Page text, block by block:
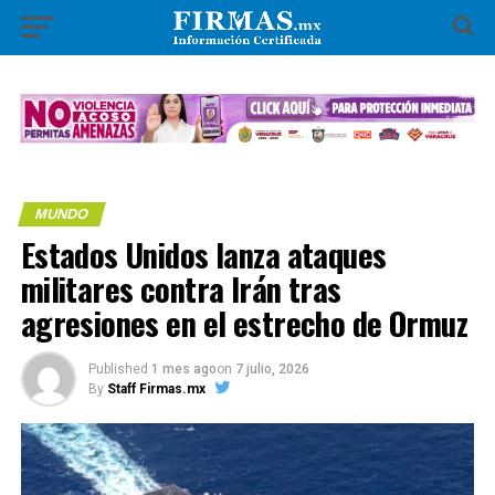
MUNDO
Estados Unidos lanza ataques
militares contra Irán tras
agresiones en el estrecho de Ormuz
Published 1 mes agoon 7 julio, 2026
By Staff Firmas.mx